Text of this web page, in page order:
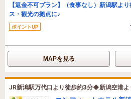
【返金不可プラン】（食事なし）新潟駅よ
ス・観光の拠点に♪
ポイントUP
MAPを見る
JR新潟駅万代口より徒歩約3分◆新潟空港